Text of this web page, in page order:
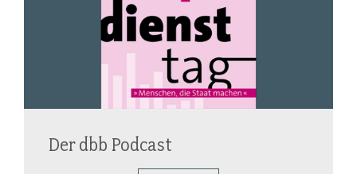
Der dbb Podcast